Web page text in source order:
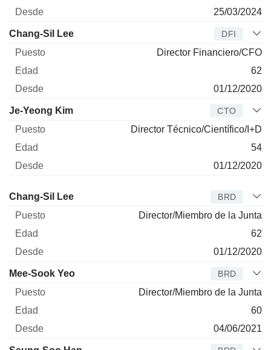
25/03/2024
Chang-Sil Lee DFI
Director Financiero/CFO
62
01/12/2020
Je-Yeong Kim CTO
Director Técnico/Científico/I+D
54
01/12/2020
Administrador
Chang-Sil Lee BRD
Director/Miembro de la Junta
62
01/12/2020
Mee-Sook Yeo BRD
Director/Miembro de la Junta
60
04/06/2021